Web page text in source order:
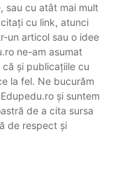
sau cu atât mai mult
cu link, atunci
un articol sau o idee
ne-am asumat
și publicațiile cu
la fel. Ne bucurăm
și suntem
de a cita sursa
de respect și